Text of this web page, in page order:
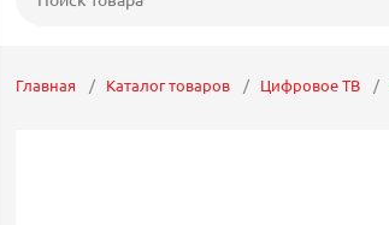
Главная Каталог товаров Цифровое ТВ